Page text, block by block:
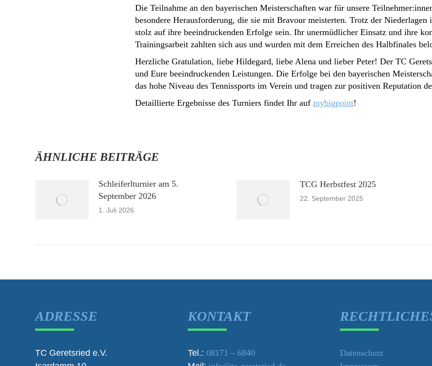
Die Teilnahme an den bayerischen Meisterschaften war für unsere
besondere Herausforderung, die sie mit Bravour meisterten. Trotz der
stolz auf ihre beeindruckenden Erfolge sein. Ihr unermüdlicher Einsatz und ihre
Trainingsarbeit zahlten sich aus und wurden mit dem Erreichen des Halbfinales
Herzliche Gratulation, liebe Hildegard, liebe Alena und lieber Peter! Der TC
und Eure beeindruckenden Leistungen. Die Erfolge bei den bayerischen
das hohe Niveau des Tennissports im Verein und tragen zur positiven Reputation
Detaillierte Ergebnisse des Turniers findet Ihr auf mybigpoint!
ÄHNLICHE BEITRÄGE
Schleiferlturnier am 5.
September 2026
1. Juli 2026
TCG Herbstfest 2025
22. September 2025
ADRESSE
TC Geretsried e.V.
KONTAKT
Tel.: 08171 – 6840
Datenschutz